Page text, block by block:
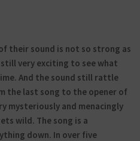
their sound is not so strong as
very exciting to see what
And the sound still rattle
the last song to the opener of
mysteriously and menacingly
wild. The song is a
down. In over five